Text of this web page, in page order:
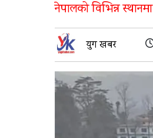
नेपालको विभिन्न
युग खबर